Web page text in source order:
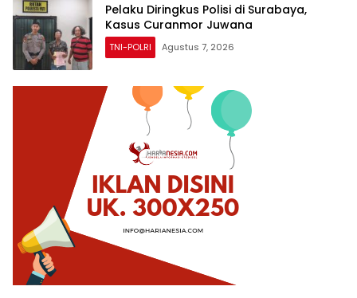
Pelaku Diringkus Polisi di Surabaya,
Kasus Curanmor Juwana
TNI-POLRI Agustus 7, 2026